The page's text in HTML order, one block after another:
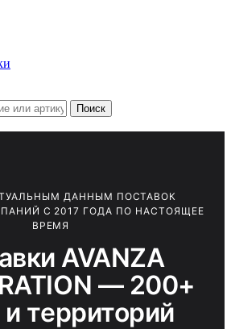
Поиск
ДАННЫМ ПОСТАВОК
С 2017 ГОДА ПО НАСТОЯЩЕЕ
ВРЕМЯ
AVANZA
— 200+
территорий